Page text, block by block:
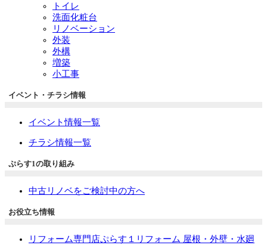
トイレ
洗面化粧台
リノベーション
外装
外構
増築
小工事
イベント・チラシ情報
イベント情報一覧
チラシ情報一覧
ぷらす1の取り組み
中古リノベをご検討中の方へ
お役立ち情報
リフォーム専門店ぷらす１リフォーム 屋根・外壁・水廻